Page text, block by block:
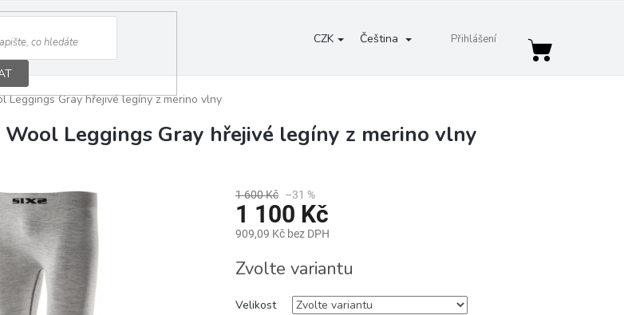
CZK Čeština Přihlášení
Nákupní
Leggings Gray hřejivé legíny z merino vlny
Wool Leggings Gray hřejivé legíny z merino vlny
1 600 Kč –31 %
1 100 Kč
909,09 Kč bez DPH
cena:
Zvolte variantu
Velikost